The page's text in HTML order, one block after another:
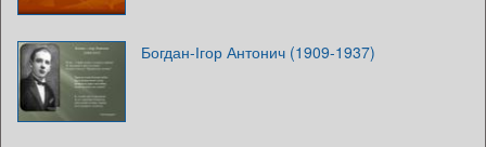
Богдан-Ігор Антонич (1909-1937)